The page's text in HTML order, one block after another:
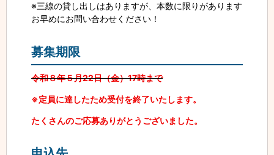
※三線の貸し出しはありますが、本数に限りがあります
お早めにお問い合わせください！
募集期限
令和８年５月22日（金）17時まで
※定員に達したため受付を終了いたします。
たくさんのご応募ありがとうございました。